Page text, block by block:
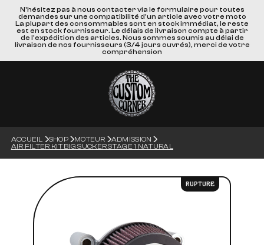
N'hésitez pas à nous contacter via le formulaire pour toutes
demandes sur une compatibilité d'un article avec votre moto
La plupart des consommables sont en stock immédiat, le reste
est en stock fournisseur. Le délais de livraison compte à partir
de l'expédition des articles. Nous sommes soumis au délai de
livraison de nos fournisseurs (3/4 jours ouvrés), merci de votre
compréhension
ACCUEIL SHOP MOTEUR
ADMISSION
AIR FILTER KIT BIG SUCKER STAGE 1 NATURAL
RUPTURE